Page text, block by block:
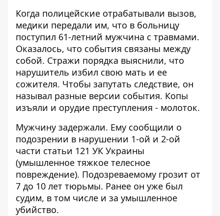
Когда полицейские отрабатывали вызов,
медики передали им, что в больницу
поступил 61-летний мужчина с травмами.
Оказалось, что события связаны между
собой. Стражи порядка выяснили, что
нарушитель избил свою мать и ее
сожителя. Чтобы запутать следствие, он
называл разные версии события. Копы
изъяли и орудие преступления - молоток.
Мужчину задержали. Ему сообщили о
подозрении в нарушении 1-ой и 2-ой
части статьи 121 УК Украины
(умышленное тяжкое телесное
повреждение). Подозреваемому грозит от
7 до 10 лет тюрьмы. Ранее он уже был
судим, в том числе и за умышленное
убийство.